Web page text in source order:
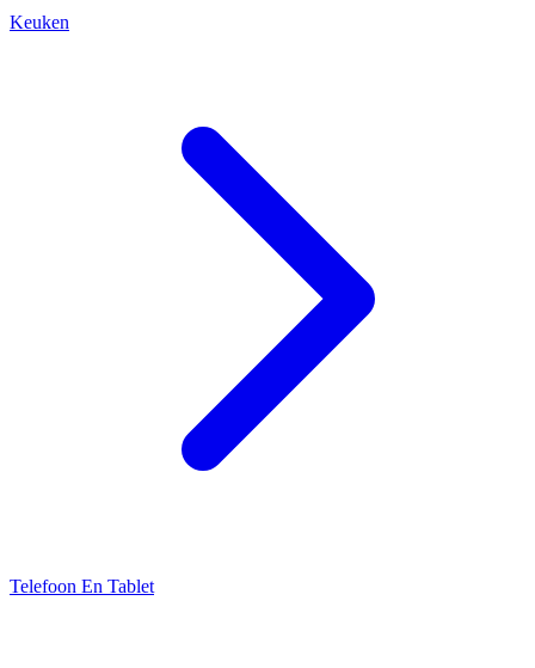
Keuken
Telefoon En Tablet